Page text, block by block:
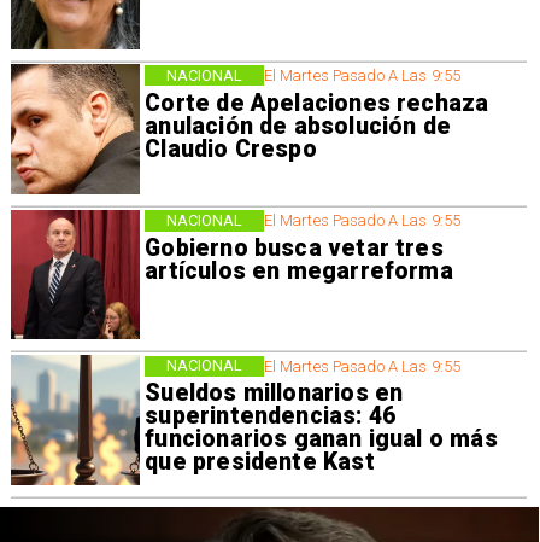
El Martes Pasado A Las 9:55
Corte de Apelaciones rechaza
anulación de absolución de
Claudio Crespo
NACIONAL
El Martes Pasado A Las 9:55
Gobierno busca vetar tres
artículos en megarreforma
NACIONAL
El Martes Pasado A Las 9:55
Sueldos millonarios en
superintendencias: 46
funcionarios ganan igual o más
que presidente Kast
NACIONAL